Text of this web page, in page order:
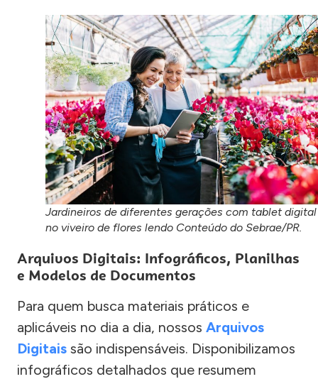
Jardineiros de diferentes gerações com tablet digital
no viveiro de flores lendo Conteúdo do Sebrae/PR.
Arquivos Digitais: Infográficos, Planilhas
e Modelos de Documentos
Para quem busca materiais práticos e
aplicáveis no dia a dia, nossos Arquivos
Digitais são indispensáveis. Disponibilizamos
infográficos detalhados que resumem